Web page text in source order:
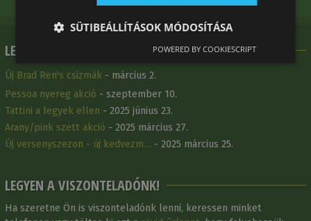
LEGFRISSEBB HÍREINK
Új Brad Ren's csizmák - március 2.
Pessoa nyereg akció - szeptember 10.
Tattini a legyek ellen - 2025 június 23.
Arany/pink szett akció - 2025 március 27.
Új versenyszezon - új kedvezm… - 2025 március 25.
LEGYEN A VISZONTELADÓNK!
Ha szeretne Ön is viszonteladónk lenni, keressen minket
SÜTIBEÁLLÍTÁSOK MÓDOSÍTÁSA
POWERED BY COOKIESCRIPT